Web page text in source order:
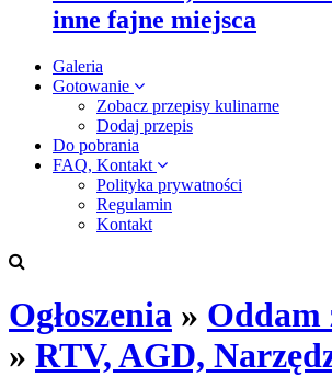
inne fajne miejsca
Galeria
Gotowanie
Zobacz przepisy kulinarne
Dodaj przepis
Do pobrania
FAQ, Kontakt
Polityka prywatności
Regulamin
Kontakt
Ogłoszenia » Oddam
» RTV, AGD,